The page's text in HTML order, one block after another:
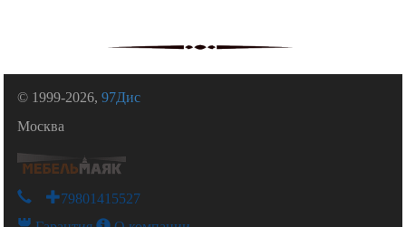
© 1999-2026,97Дис
Москва
+79801415527